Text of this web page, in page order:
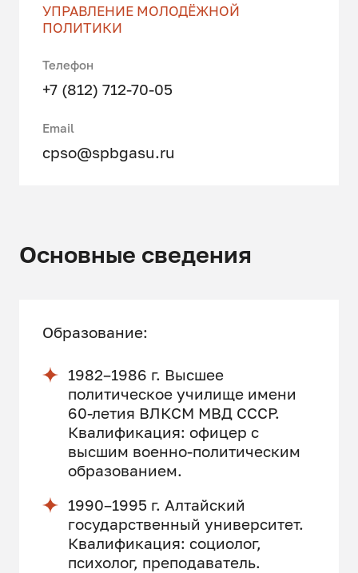
УПРАВЛЕНИЕ МОЛОДЁЖНОЙ
ПОЛИТИКИ
Телефон
+7 (812) 712-70-05
Email
cpso@spbgasu.ru
Основные сведения
Образование:
1982–1986 г. Высшее
политическое училище имени
60-летия ВЛКСМ МВД СССР.
Квалификация: офицер с
высшим военно-политическим
образованием.
1990–1995 г. Алтайский
государственный университет.
Квалификация: социолог,
психолог, преподаватель.